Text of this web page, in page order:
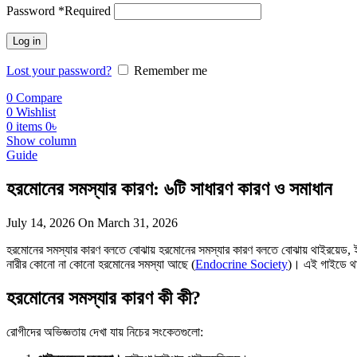
Password *Required
Log in
Lost your password?
Remember me
0 Compare
0 Wishlist
0 items 0৳
Show column
Guide
হরমোনের সমস্যার কারণ: ৬টি সাধারণ কারণ ও সমাধান
July 14, 2026 On March 31, 2026
হরমোনের সমস্যার কারণ বলতে বোঝায় হরমোনের সমস্যার কারণ বলতে বোঝায়
নারীর কোনো না কোনো হরমোনের সমস্যা আছে (Endocrine Society)। এই গাইডে
হরমোনের সমস্যার কারণ কী কী?
রোগীদের অভিজ্ঞতায় দেখা যায় নিচের সংকেতগুলো: